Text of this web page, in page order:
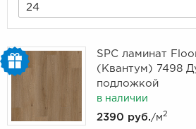
24
SPC ламинат
(Квантум) 7498
подложкой
в наличии
2390 руб. /м2